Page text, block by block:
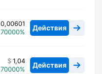
0,00601
Действия
1,04
Действия